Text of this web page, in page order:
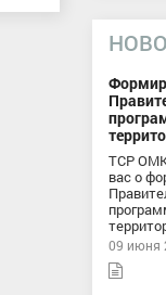
ТСР
вас о
09 июня